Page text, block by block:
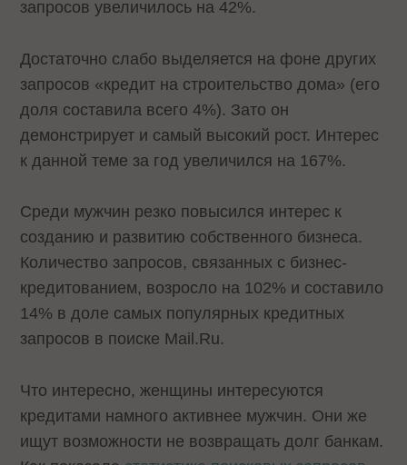
запросов увеличилось на 42%.
Достаточно слабо выделяется на фоне других
запросов «кредит на строительство дома» (его
доля составила всего 4%). Зато он
демонстрирует и самый высокий рост. Интерес
к данной теме за год увеличился на 167%.
Среди мужчин резко повысился интерес к
созданию и развитию собственного бизнеса.
Количество запросов, связанных с бизнес-
кредитованием, возросло на 102% и составило
14% в доле самых популярных кредитных
запросов в поиске Mail.Ru.
Что интересно, женщины интересуются
кредитами намного активнее мужчин. Они же
ищут возможности не возвращать долг банкам.